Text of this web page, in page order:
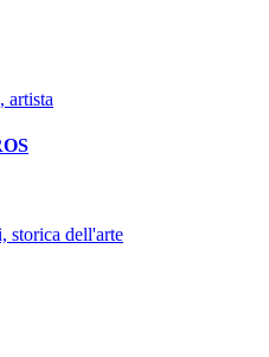
artista
storica dell'arte